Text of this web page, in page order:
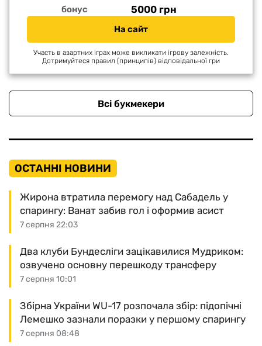
бонус 5000 грн
На сайт
Участь в азартних іграх може викликати ігрову залежність.
Дотримуйтеся правил (принципів) відповідальної гри
Всі букмекери
ОСТАННІ НОВИНИ
7 серпня 22:03
Жирона втратила перемогу над Сабадель у
спарингу: Ванат забив гол і оформив асист
7 серпня 10:01
Два клуби Бундесліги зацікавилися Мудриком:
озвучено основну перешкоду трансферу
7 серпня 08:48
Збірна України WU-17 розпочала збір: підопічні
Лемешко зазнали поразки у першому спарингу